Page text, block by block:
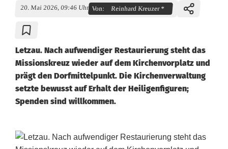
20. Mai 2026, 09:46 Uhr Von: Reinhard Kreuzer *
Letzau. Nach aufwendiger Restaurierung steht das
Missionskreuz wieder auf dem Kirchenvorplatz und
prägt den Dorfmittelpunkt. Die Kirchenverwaltung
setzte bewusst auf Erhalt der Heiligenfiguren;
Spenden sind willkommen.